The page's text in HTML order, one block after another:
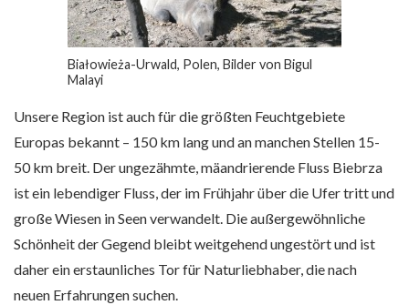
Białowieża-Urwald, Polen, Bilder von Bigul
Malayi
Unsere Region ist auch für die größten Feuchtgebiete
Europas bekannt – 150 km lang und an manchen Stellen 15-
50 km breit. Der ungezähmte, mäandrierende Fluss Biebrza
ist ein lebendiger Fluss, der im Frühjahr über die Ufer tritt und
große Wiesen in Seen verwandelt. Die außergewöhnliche
Schönheit der Gegend bleibt weitgehend ungestört und ist
daher ein erstaunliches Tor für Naturliebhaber, die nach
neuen Erfahrungen suchen.